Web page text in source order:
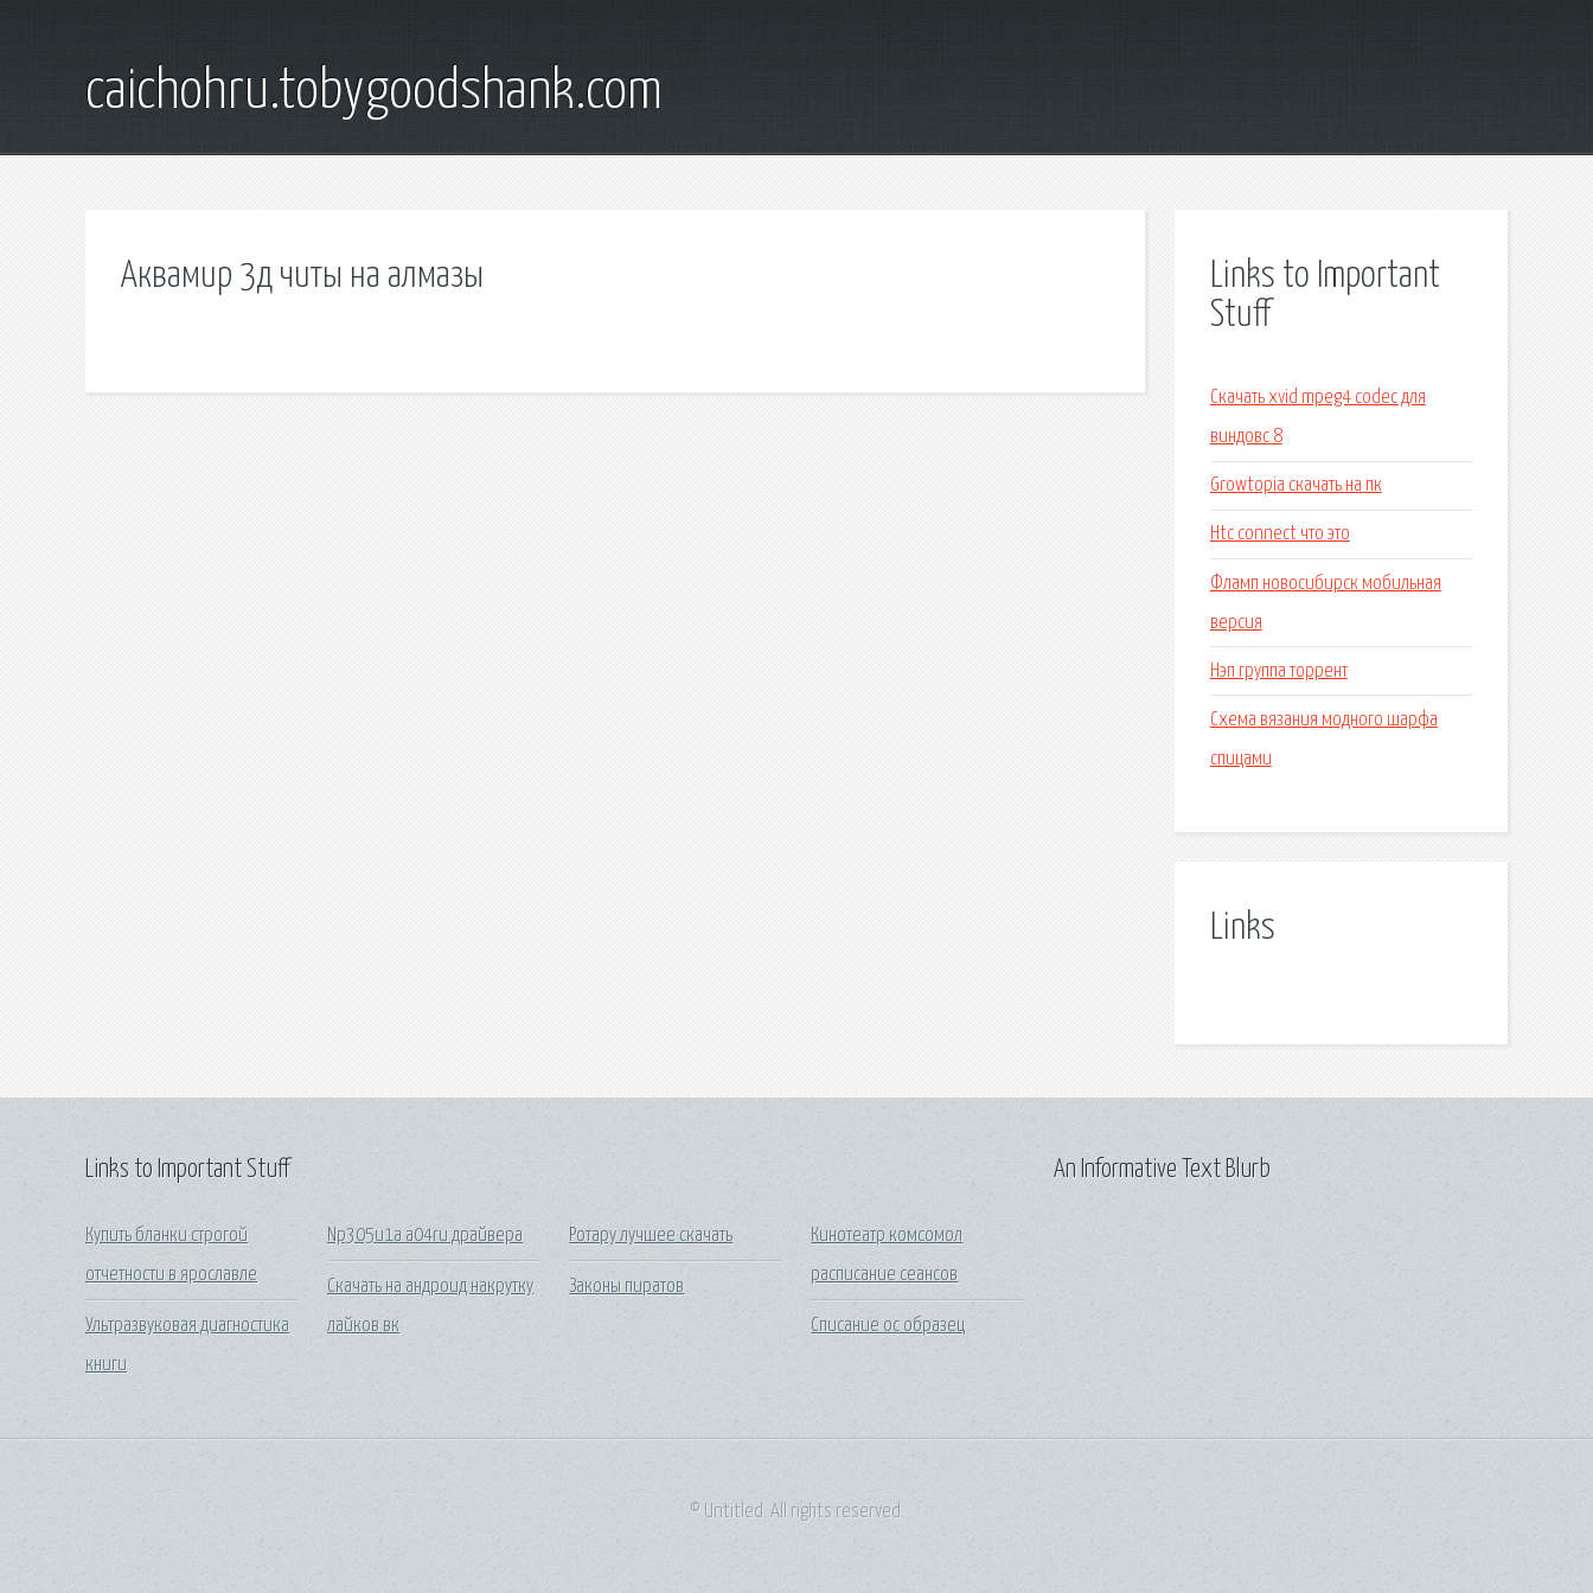
caichohru.tobygoodshank.com
Аквамир 3д читы на алмазы
Links to Important
Stuff
Скачать xvid mpeg4 codec для
виндовс 8
Growtopia скачать на пк
Htc connect что это
Фламп новосибирск мобильная
версия
Нэп группа торрент
Схема вязания модного шарфа
спицами
Links
Links to Important Stuff
Купить бланки строгой
отчетности в ярославле
Ультразвуковая диагностика
книги
Np305u1a a04ru драйвера
Скачать на андроид накрутку
лайков вк
Ротару лучшее скачать
Законы пиратов
Кинотеатр комсомол
расписание сеансов
Списание ос образец
An Informative Text Blurb
© Untitled. All rights reserved.